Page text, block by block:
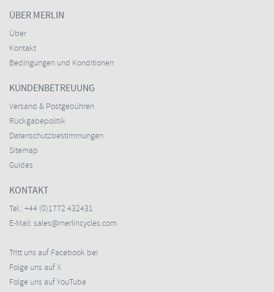
ÜBER MERLIN
Über
Kontakt
Bedingungen und Konditionen
KUNDENBETREUUNG
Versand & Postgebühren
Rückgabepolitik
Datenschutzbestimmungen
Sitemap
Guides
KONTAKT
Tel.: +44 (0)1772 432431
E-Mail: sales@merlincycles.com
Tritt uns auf Facebook bei
Folge uns auf X
Folge uns auf YouTube